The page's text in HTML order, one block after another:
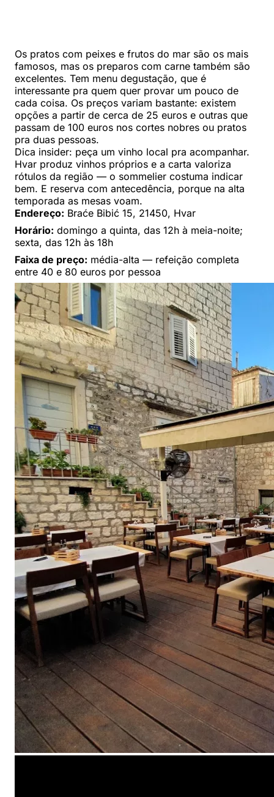
Os pratos com peixes e frutos do mar são os mais
famosos, mas os preparos com carne também são
excelentes. Tem menu degustação, que é
interessante pra quem quer provar um pouco de
cada coisa. Os preços variam bastante: existem
opções a partir de cerca de 25 euros e outras que
passam de 100 euros nos cortes nobres ou pratos
pra duas pessoas.
Dica insider: peça um vinho local pra acompanhar.
Hvar produz vinhos próprios e a carta valoriza
rótulos da região — o sommelier costuma indicar
bem. E reserva com antecedência, porque na alta
temporada as mesas voam.
Endereço: Braće Bibić 15, 21450, Hvar
Horário: domingo a quinta, das 12h à meia-noite;
sexta, das 12h às 18h
Faixa de preço: média-alta — refeição completa
entre 40 e 80 euros por pessoa